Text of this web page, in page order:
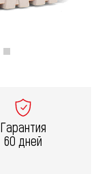
Гарантия
60 дней